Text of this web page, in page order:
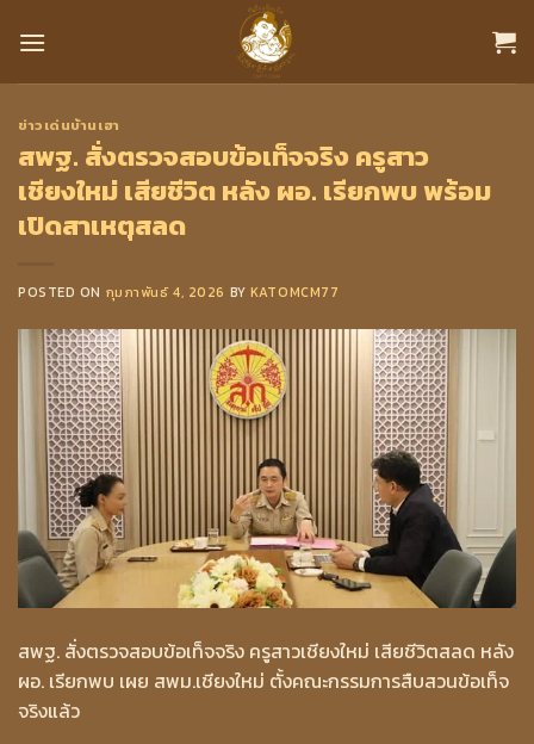
ข่าวเด่นบ้านเฮา
สพฐ. สั่งตรวจสอบข้อเท็จจริง ครูสาว
เชียงใหม่ เสียชีวิต หลัง ผอ. เรียกพบ พร้อม
เปิดสาเหตุสลด
POSTED ON กุมภาพันธ์ 4, 2026 BY KATOMCM77
สพฐ. สั่งตรวจสอบข้อเท็จจริง ครูสาวเชียงใหม่ เสียชีวิตสลด หลัง
ผอ. เรียกพบ เผย สพม.เชียงใหม่ ตั้งคณะกรรมการสืบสวนข้อเท็จ
จริงแล้ว